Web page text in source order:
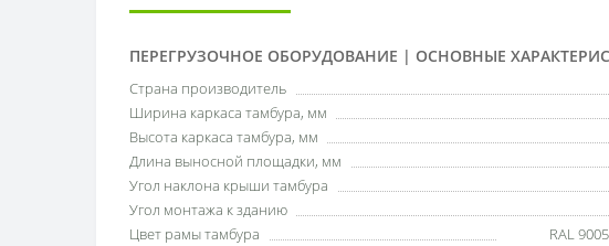
ПЕРЕГРУЗОЧНОЕ ОБОРУДОВАНИЕ | ОСНОВНЫЕ
Страна производитель
Ширина каркаса тамбура, мм
Высота каркаса тамбура, мм
Длина выносной площадки, мм
Угол наклона крыши тамбура
Угол монтажа к зданию
Цвет рамы тамбура
RAL